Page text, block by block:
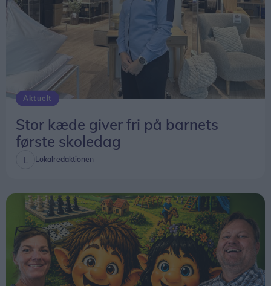
Aktuelt
Stor kæde giver fri på barnets
første skoledag
Lokalredaktionen